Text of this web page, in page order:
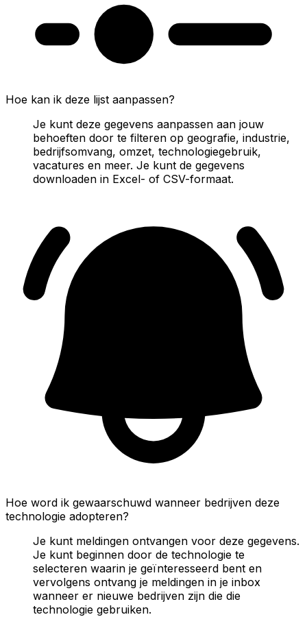
Hoe kan ik deze lijst aanpassen?
Je kunt deze gegevens aanpassen aan jouw
behoeften door te filteren op geografie, industrie,
bedrijfsomvang, omzet, technologiegebruik,
vacatures en meer. Je kunt de gegevens
downloaden in Excel- of CSV-formaat.
Hoe word ik gewaarschuwd wanneer bedrijven deze
technologie adopteren?
Je kunt meldingen ontvangen voor deze gegevens.
Je kunt beginnen door de technologie te
selecteren waarin je geïnteresseerd bent en
vervolgens ontvang je meldingen in je inbox
wanneer er nieuwe bedrijven zijn die die
technologie gebruiken.